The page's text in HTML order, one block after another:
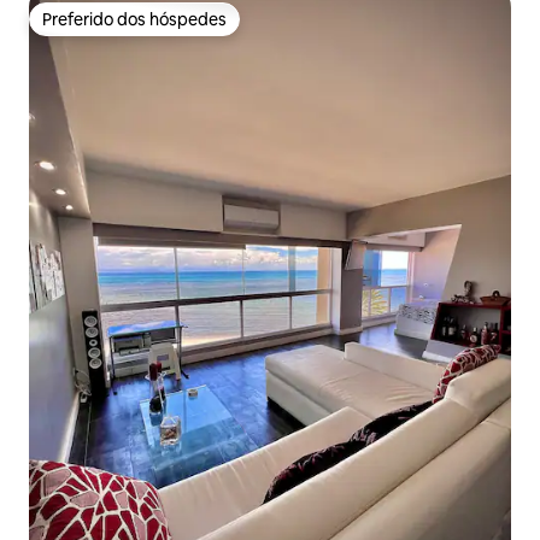
Preferido dos hóspedes
Preferido dos hóspedes